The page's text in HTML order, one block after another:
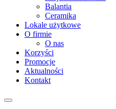
Balantia
Ceramika
Lokale użytkowe
O firmie
O nas
Korzyści
Promocje
Aktualności
Kontakt